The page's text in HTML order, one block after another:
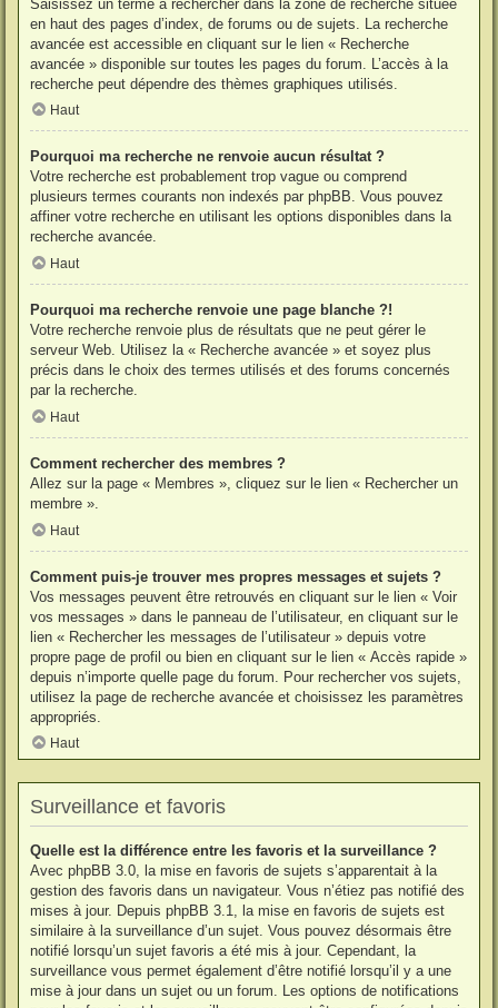
Saisissez un terme à rechercher dans la zone de recherche située
en haut des pages d’index, de forums ou de sujets. La recherche
avancée est accessible en cliquant sur le lien « Recherche
avancée » disponible sur toutes les pages du forum. L’accès à la
recherche peut dépendre des thèmes graphiques utilisés.
Haut
Pourquoi ma recherche ne renvoie aucun résultat ?
Votre recherche est probablement trop vague ou comprend
plusieurs termes courants non indexés par phpBB. Vous pouvez
affiner votre recherche en utilisant les options disponibles dans la
recherche avancée.
Haut
Pourquoi ma recherche renvoie une page blanche ?!
Votre recherche renvoie plus de résultats que ne peut gérer le
serveur Web. Utilisez la « Recherche avancée » et soyez plus
précis dans le choix des termes utilisés et des forums concernés
par la recherche.
Haut
Comment rechercher des membres ?
Allez sur la page « Membres », cliquez sur le lien « Rechercher un
membre ».
Haut
Comment puis-je trouver mes propres messages et sujets ?
Vos messages peuvent être retrouvés en cliquant sur le lien « Voir
vos messages » dans le panneau de l’utilisateur, en cliquant sur le
lien « Rechercher les messages de l’utilisateur » depuis votre
propre page de profil ou bien en cliquant sur le lien « Accès rapide »
depuis n’importe quelle page du forum. Pour rechercher vos sujets,
utilisez la page de recherche avancée et choisissez les paramètres
appropriés.
Haut
Surveillance et favoris
Quelle est la différence entre les favoris et la surveillance ?
Avec phpBB 3.0, la mise en favoris de sujets s’apparentait à la
gestion des favoris dans un navigateur. Vous n’étiez pas notifié des
mises à jour. Depuis phpBB 3.1, la mise en favoris de sujets est
similaire à la surveillance d’un sujet. Vous pouvez désormais être
notifié lorsqu’un sujet favoris a été mis à jour. Cependant, la
surveillance vous permet également d’être notifié lorsqu’il y a une
mise à jour dans un sujet ou un forum. Les options de notifications